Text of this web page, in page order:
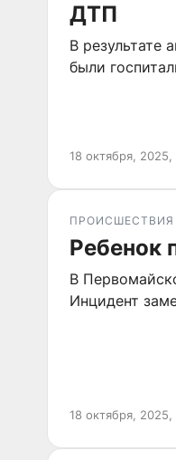
ДТП
В результате
были
18 октября, 2025,
ПРОИСШЕСТВИЯ
Ребенок
В
Инцидент
18 октября, 2025,